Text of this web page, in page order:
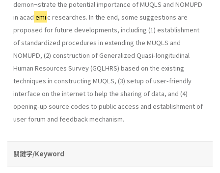
demon¬strate the potential importance of MUQLS and NOMUPD
in acad emi c researches. In the end, some suggestions are
proposed for future developments, including (1) establishment
of standardized procedures in extending the MUQLS and
NOMUPD, (2) construction of Generalized Quasi-longitudinal
Human Resources Survey (GQLHRS) based on the existing
techniques in constructing MUQLS, (3) setup of user-friendly
interface on the internet to help the sharing of data, and (4)
opening-up source codes to public access and establishment of
user forum and feedback mechanism.
關鍵字/Keyword